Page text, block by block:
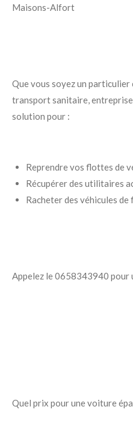
Maisons-Alfort
Que vous soyez un particulier
transport sanitaire,
solution pour :
Reprendre vos flottes de
Récupérer des utilitaires
Racheter des véhicules
Appelez le 0658343940 pour
Quel prix pour une voiture